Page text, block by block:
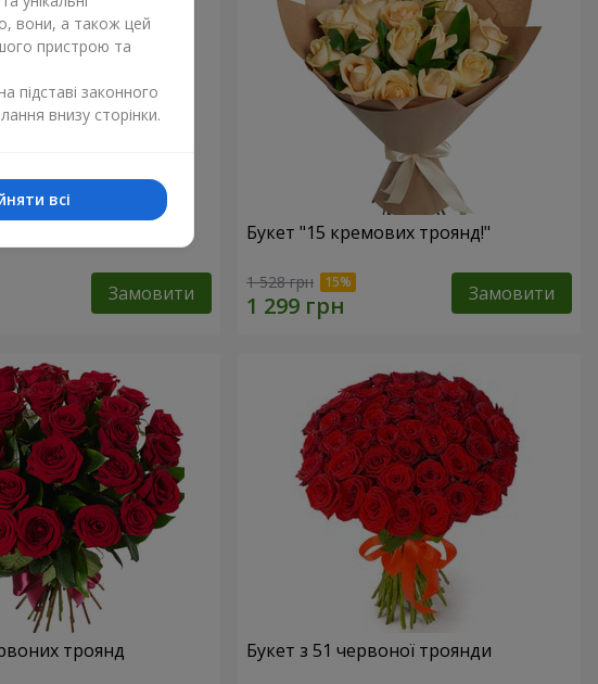
Замовити
Букет "15 кремових троянд!"
1 528 грн Замовити
троянд Букет з 51 червоної троянди
вони, а також цей
пристрою та
підставі законного
внизу сторінки.
всі